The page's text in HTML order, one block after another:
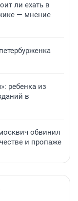
ли ехать в
— мнение
ребенка из
в
обвинил
и пропаже